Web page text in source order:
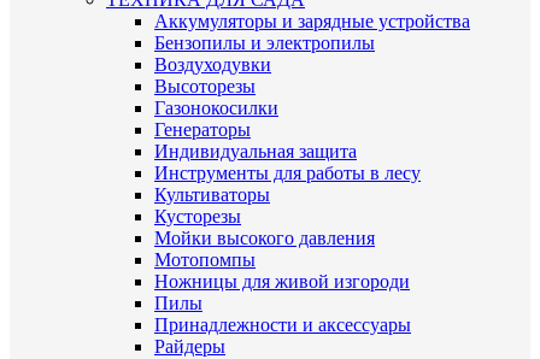
Аккумуляторы и зарядные устройства
Бензопилы и электропилы
Воздуходувки
Высоторезы
Газонокосилки
Генераторы
Индивидуальная защита
Инструменты для работы в лесу
Культиваторы
Кусторезы
Мойки высокого давления
Мотопомпы
Ножницы для живой изгороди
Пилы
Принадлежности и аксессуары
Райдеры